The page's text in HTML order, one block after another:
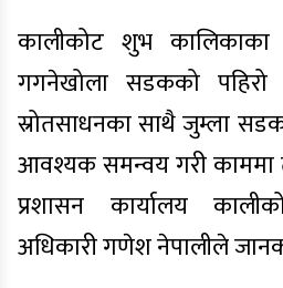
कालीकोट शुभ कालिकाका
गगनेखोला सडकको
स्रोतसाधनका साथै जुम्ला
आवश्यक समन्वय गरी काममा
प्रशासन कार्यालय
अधिकारी गणेश नेपालीले